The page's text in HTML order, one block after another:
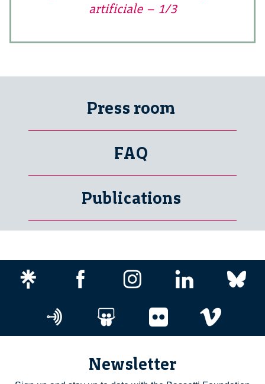
artificiale – 1/3
Press room
FAQ
Publications
Newsletter